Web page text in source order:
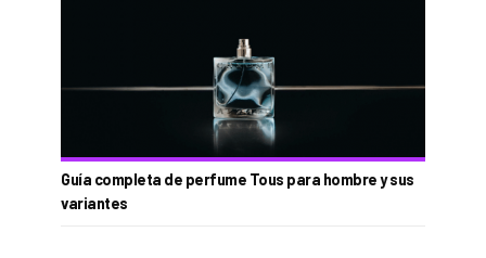
Guía completa de perfume Tous para hombre y sus
variantes